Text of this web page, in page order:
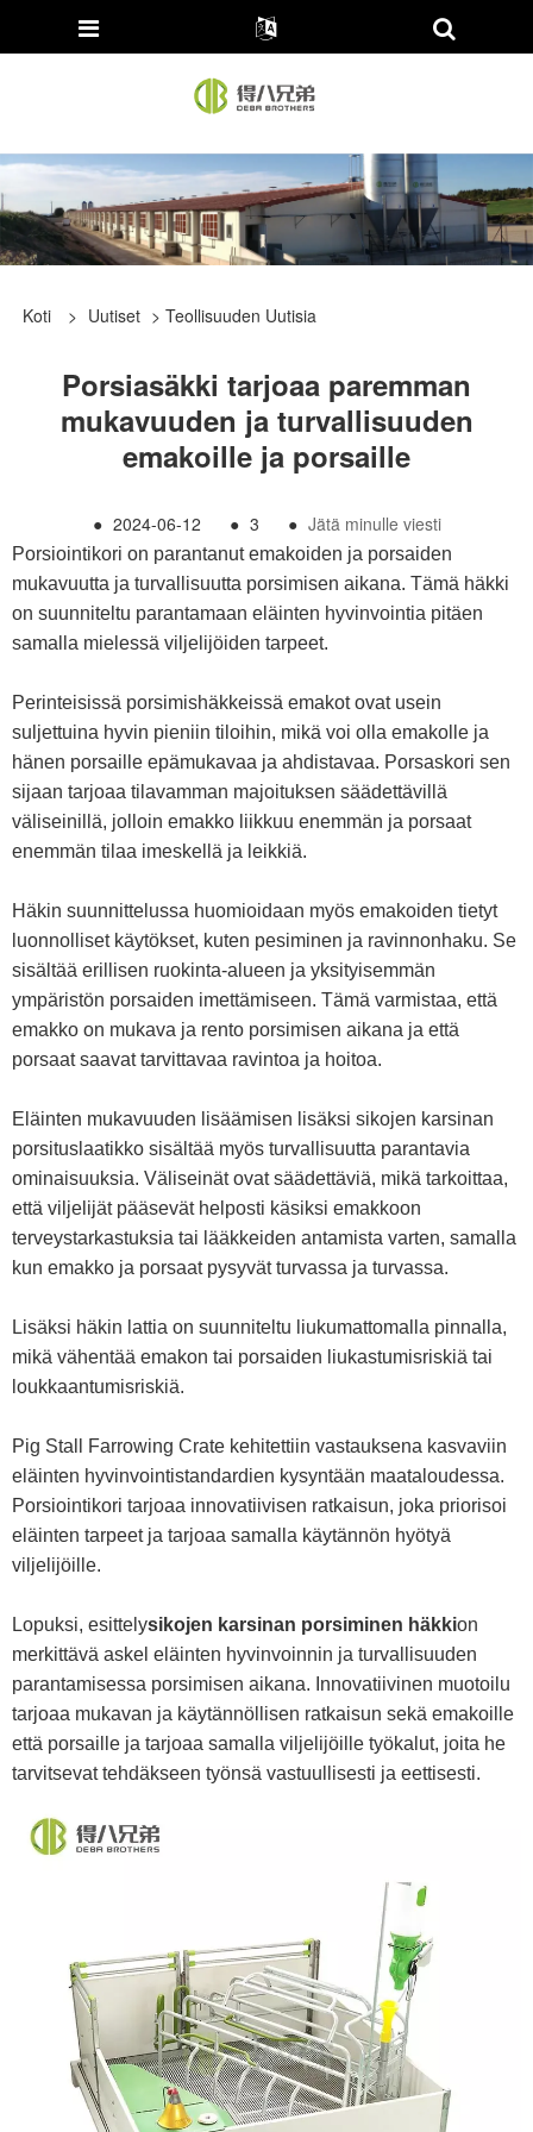
Koti > Uutiset > Teollisuuden Uutisia
Porsiasäkki tarjoaa paremman
mukavuuden ja turvallisuuden
emakoille ja porsaille
● 2024-06-12 ● 3 ● Jätä minulle viesti
Porsiointikori on parantanut emakoiden ja porsaiden
mukavuutta ja turvallisuutta porsimisen aikana. Tämä häkki
on suunniteltu parantamaan eläinten hyvinvointia pitäen
samalla mielessä viljelijöiden tarpeet.
Perinteisissä porsimishäkkeissä emakot ovat usein
suljettuina hyvin pieniin tiloihin, mikä voi olla emakolle ja
hänen porsaille epämukavaa ja ahdistavaa. Porsaskori sen
sijaan tarjoaa tilavamman majoituksen säädettävillä
väliseinillä, jolloin emakko liikkuu enemmän ja porsaat
enemmän tilaa imeskellä ja leikkiä.
Häkin suunnittelussa huomioidaan myös emakoiden tietyt
luonnolliset käytökset, kuten pesiminen ja ravinnonhaku. Se
sisältää erillisen ruokinta-alueen ja yksityisemmän
ympäristön porsaiden imettämiseen. Tämä varmistaa, että
emakko on mukava ja rento porsimisen aikana ja että
porsaat saavat tarvittavaa ravintoa ja hoitoa.
Eläinten mukavuuden lisäämisen lisäksi sikojen karsinan
porsituslaatikko sisältää myös turvallisuutta parantavia
ominaisuuksia. Väliseinät ovat säädettäviä, mikä tarkoittaa,
että viljelijät pääsevät helposti käsiksi emakkoon
terveystarkastuksia tai lääkkeiden antamista varten, samalla
kun emakko ja porsaat pysyvät turvassa ja turvassa.
Lisäksi häkin lattia on suunniteltu liukumattomalla pinnalla,
mikä vähentää emakon tai porsaiden liukastumisriskiä tai
loukkaantumisriskiä.
Pig Stall Farrowing Crate kehitettiin vastauksena kasvaviin
eläinten hyvinvointistandardien kysyntään maataloudessa.
Porsiointikori tarjoaa innovatiivisen ratkaisun, joka priorisoi
eläinten tarpeet ja tarjoaa samalla käytännön hyötyä
viljelijöille.
Lopuksi, esittelysikojen karsinan porsiminen häkkion
merkittävä askel eläinten hyvinvoinnin ja turvallisuuden
parantamisessa porsimisen aikana. Innovatiivinen muotoilu
tarjoaa mukavan ja käytännöllisen ratkaisun sekä emakoille
että porsaille ja tarjoaa samalla viljelijöille työkalut, joita he
tarvitsevat tehdäkseen työnsä vastuullisesti ja eettisesti.